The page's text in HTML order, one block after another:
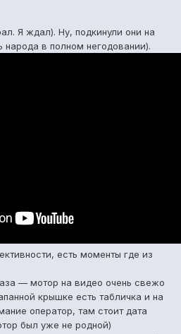
Я ждал). Ну, подкинули они на
народа в полном негодовании).
есть моменты где из
— мотор на видео очень свежо
крышке есть табличка и на
оператор, там стоит дата
был уже не родной)